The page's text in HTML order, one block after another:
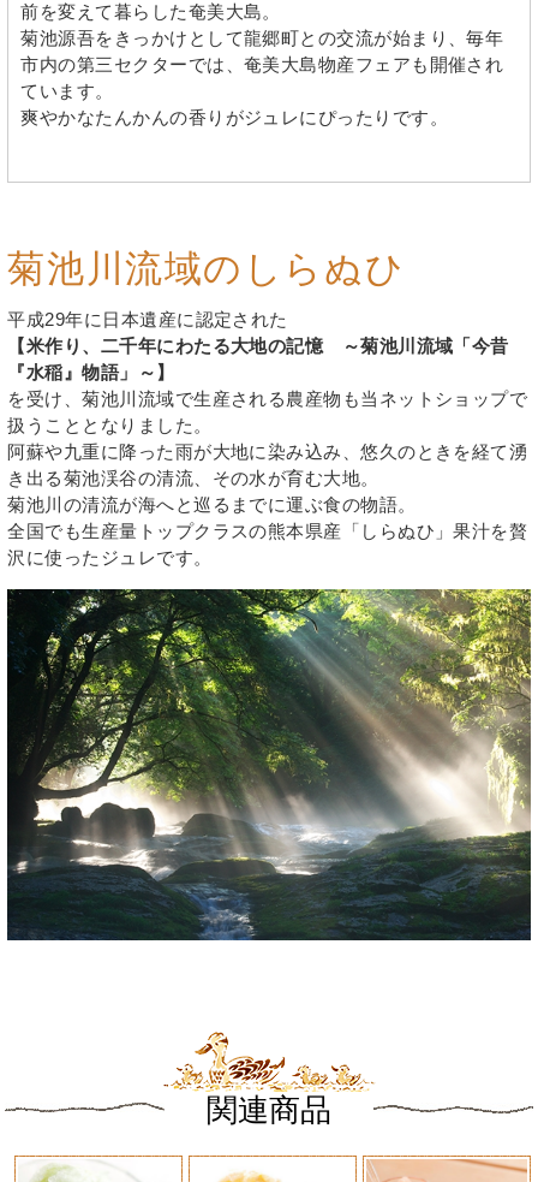
前を変えて暮らした奄美大島。
菊池源吾をきっかけとして龍郷町との交流が始まり、毎年
市内の第三セクターでは、奄美大島物産フェアも開催され
ています。
爽やかなたんかんの香りがジュレにぴったりです。
菊池川流域のしらぬひ
平成29年に日本遺産に認定された
【米作り、二千年にわたる大地の記憶 ～菊池川流域「今昔
『水稲』物語」～】
を受け、菊池川流域で生産される農産物も当ネットショップで
扱うこととなりました。
阿蘇や九重に降った雨が大地に染み込み、悠久のときを経て湧
き出る菊池渓谷の清流、その水が育む大地。
菊池川の清流が海へと巡るまでに運ぶ食の物語。
全国でも生産量トップクラスの熊本県産「しらぬひ」果汁を贅
沢に使ったジュレです。
関連商品